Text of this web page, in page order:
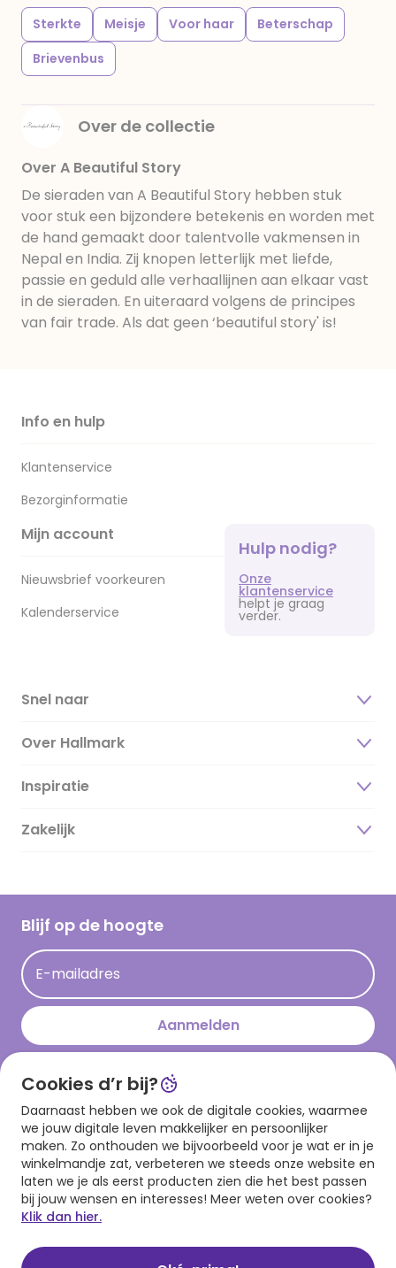
Sterkte Meisje Voor haar
Beterschap
Brievenbus
Over de collectie
Over A Beautiful Story
De sieraden van A Beautiful Story hebben stuk
voor stuk een bijzondere betekenis en worden met
de hand gemaakt door talentvolle vakmensen in
Nepal en India. Zij knopen letterlijk met liefde,
passie en geduld alle verhaallijnen aan elkaar vast
in de sieraden. En uiteraard volgens de principes
van fair trade. Als dat geen ‘beautiful story' is!
Info en hulp
Klantenservice
Bezorginformatie
Mijn account
Nieuwsbrief voorkeuren
Kalenderservice
Hulp nodig?
Onze
klantenservice
helpt je graag
verder.
Snel naar
Over Hallmark
Over ons
Duurzaamheid
Hallmark Kaartclub
Acties
Persberichten
Inspiratie
Magazine
Cadeau inspiratie
Op kamp gedichten en versjes
Leuke en grappige op kamp teksten
kamppost inspiratie
Zakelijk
Blijf op de hoogte
E-mailadres
Aanmelden
Download onze app
Cookies d’r bij?
Daarnaast hebben we ook de digitale cookies, waarmee
we jouw digitale leven makkelijker en persoonlijker
maken. Zo onthouden we bijvoorbeeld voor je wat er in je
winkelmandje zat, verbeteren we steeds onze website en
laten we je als eerst producten zien die het best passen
bij jouw wensen en interesses! Meer weten over cookies?
Klik dan hier.